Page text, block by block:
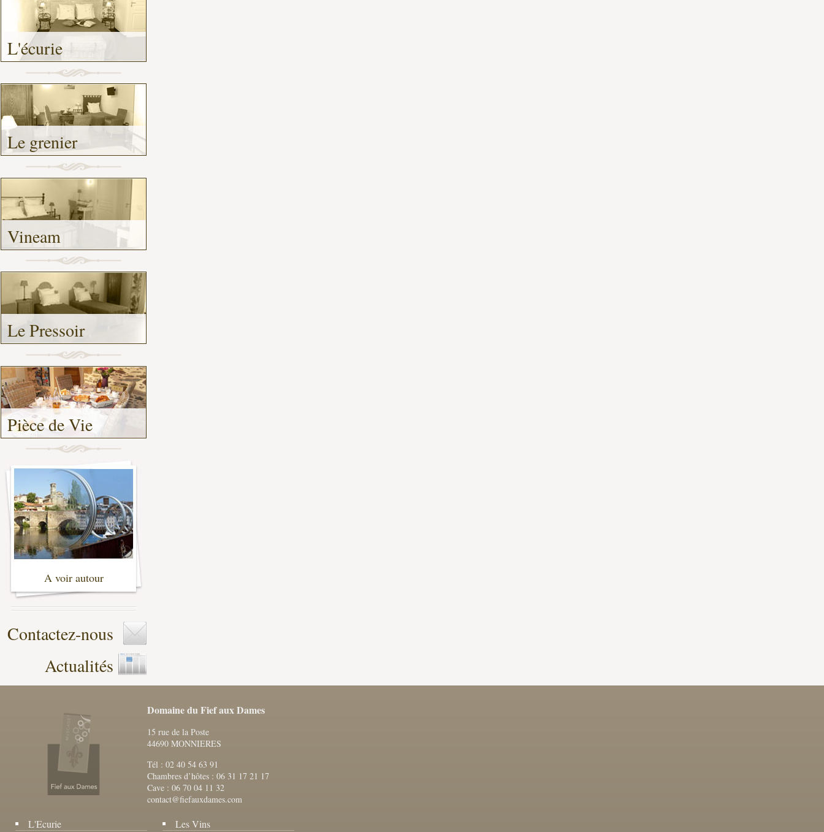
L'écurie
Le grenier
Vineam
Le Pressoir
Pièce de Vie
A voir autour
Contactez-nous
Actualités
Domaine du Fief aux Dames
15 rue de la Poste
44690 MONNIERES
Tél : 02 40 54 63 91
Chambres d’hôtes : 06 31 17 21 17
Cave : 06 70 04 11 32
contact@fiefauxdames.com
L'Ecurie Les Vins